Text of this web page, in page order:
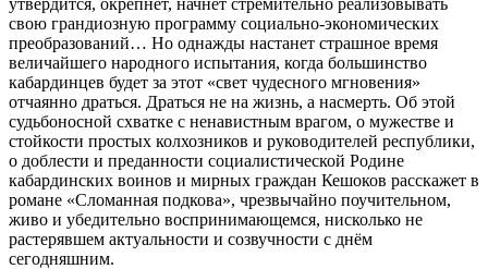
свою грандиозную программу социально-экономических
преобразований… Но однажды настанет страшное время
величайшего народного испытания, когда большинство
кабардинцев будет за этот «свет чудесного мгновения»
отчаянно драться. Драться не на жизнь, а насмерть. Об этой
судьбоносной схватке с ненавистным врагом, о мужестве и
стойкости простых колхозников и руководителей республики,
о доблести и преданности социалистической Родине
кабардинских воинов и мирных граждан Кешоков расскажет в
романе «Сломанная подкова», чрезвычайно поучительном,
живо и убедительно воспринимающемся, нисколько не
растерявшем актуальности и созвучности с днём
сегодняшним.